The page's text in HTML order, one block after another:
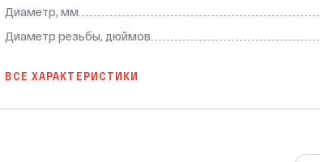
Диаметр, мм
Диаметр резьбы, дюймов
ВСЕ ХАРАКТЕРИСТИКИ